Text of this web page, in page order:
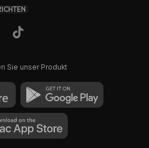
Sie unser Produkt